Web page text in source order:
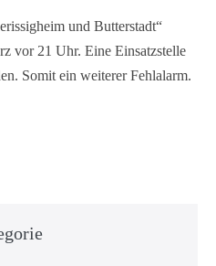
und Butterstadt“
vor 21 Uhr. Eine Einsatzstelle
Somit ein weiterer Fehlalarm.